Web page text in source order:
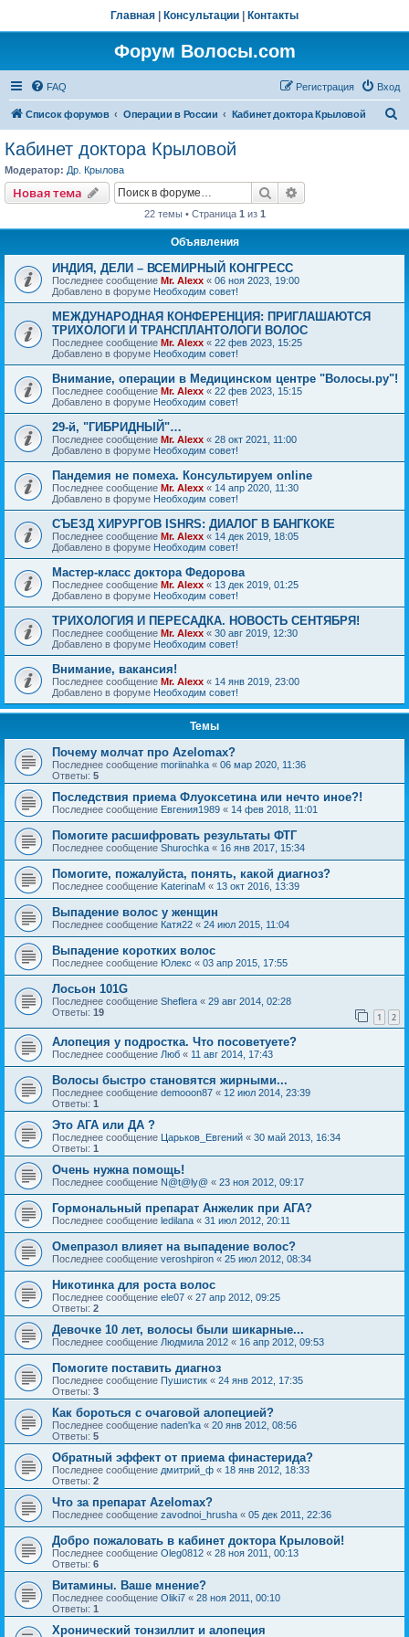
Главная Консультации Контакты
Форум Волосы.com
FAQ Вход
Регистрация
Список форумов Операции в России Кабинет доктора Крыловой
Кабинет доктора Крыловой
Модератор: Др. Крылова
Новая тема Поиск
22 темы • Страница 1 из 1
Объявления
ИНДИЯ, ДЕЛИ – ВСЕМИРНЫЙ КОНГРЕСС
Последнее сообщение Mr. Alexx « 06 ноя 2023, 19:00
Добавлено в форуме Необходим совет!
МЕЖДУНАРОДНАЯ КОНФЕРЕНЦИЯ: ПРИГЛАШАЮТСЯ
ТРИХОЛОГИ И ТРАНСПЛАНТОЛОГИ ВОЛОС
Последнее сообщение Mr. Alexx « 22 фев 2023, 15:25
Добавлено в форуме Необходим совет!
Внимание, операции в Медицинском центре "Волосы.ру"!
Последнее сообщение Mr. Alexx « 22 фев 2023, 15:15
Добавлено в форуме Необходим совет!
29-й, "ГИБРИДНЫЙ"…
Последнее сообщение Mr. Alexx « 28 окт 2021, 11:00
Добавлено в форуме Необходим совет!
Пандемия не помеха. Консультируем online
Последнее сообщение Mr. Alexx « 14 апр 2020, 11:30
Добавлено в форуме Необходим совет!
СЪЕЗД ХИРУРГОВ ISHRS: ДИАЛОГ В БАНГКОКЕ
Последнее сообщение Mr. Alexx « 14 дек 2019, 18:05
Добавлено в форуме Необходим совет!
Мастер-класс доктора Федорова
Последнее сообщение Mr. Alexx « 13 дек 2019, 01:25
Добавлено в форуме Необходим совет!
ТРИХОЛОГИЯ И ПЕРЕСАДКА. НОВОСТЬ СЕНТЯБРЯ!
Последнее сообщение Mr. Alexx « 30 авг 2019, 12:30
Добавлено в форуме Необходим совет!
Внимание, вакансия!
Последнее сообщение Mr. Alexx « 14 янв 2019, 23:00
Добавлено в форуме Необходим совет!
Темы
Почему молчат про Azelomax?
Последнее сообщение moriinahka « 06 мар 2020, 11:36
Ответы: 5
Последствия приема Флуоксетина или нечто иное?!
Последнее сообщение Евгения1989 « 14 фев 2018, 11:01
Помогите расшифровать результаты ФТГ
Последнее сообщение Shurochka « 16 янв 2017, 15:34
Помогите, пожалуйста, понять, какой диагноз?
Последнее сообщение KaterinaM « 13 окт 2016, 13:39
Выпадение волос у женщин
Последнее сообщение Катя22 « 24 июл 2015, 11:04
Выпадение коротких волос
Последнее сообщение Юлекс « 03 апр 2015, 17:55
Лосьон 101G
Последнее сообщение Sheflera « 29 авг 2014, 02:28
Ответы: 19 1 2
Алопеция у подростка. Что посоветуете?
Последнее сообщение Люб « 11 авг 2014, 17:43
Волосы быстро становятся жирными...
Последнее сообщение demooon87 « 12 июл 2014, 23:39
Ответы: 1
Это АГА или ДА ?
Последнее сообщение Царьков_Евгений « 30 май 2013, 16:34
Ответы: 1
Очень нужна помощь!
Последнее сообщение N@t@ly@ « 23 ноя 2012, 09:17
Гормональный препарат Анжелик при АГА?
Последнее сообщение ledilana « 31 июл 2012, 20:11
Омепразол влияет на выпадение волос?
Последнее сообщение veroshpiron « 25 июл 2012, 08:34
Никотинка для роста волос
Последнее сообщение ele07 « 27 апр 2012, 09:25
Ответы: 2
Девочке 10 лет, волосы были шикарные...
Последнее сообщение Людмила 2012 « 16 апр 2012, 09:53
Помогите поставить диагноз
Последнее сообщение Пушистик « 24 янв 2012, 17:35
Ответы: 3
Как бороться с очаговой алопецией?
Последнее сообщение naden'ka « 20 янв 2012, 08:56
Ответы: 5
Обратный эффект от приема финастерида?
Последнее сообщение дмитрий_ф « 18 янв 2012, 18:33
Ответы: 2
Что за препарат Azelomax?
Последнее сообщение zavodnoi_hrusha « 05 дек 2011, 22:36
Добро пожаловать в кабинет доктора Крыловой!
Последнее сообщение Oleg0812 « 28 ноя 2011, 00:13
Ответы: 6
Витамины. Ваше мнение?
Последнее сообщение Oliki7 « 28 ноя 2011, 00:10
Ответы: 1
Хронический тонзиллит и алопеция